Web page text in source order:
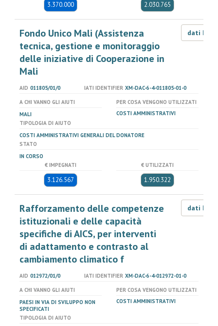
3.370.000 2.030.765
Fondo Unico Mali (Assistenza
tecnica, gestione e monitoraggio
delle iniziative di Cooperazione in
Mali
dati LOD
AID 011805/01/0 IATI IDENTIFIER XM-DAC-6-4-011805-01-0
A CHI VANNO GLI AIUTI
MALI
PER COSA VENGONO UTILIZZATI
COSTI AMMINISTRATIVI
TIPOLOGIA DI AIUTO
COSTI AMMINISTRATIVI GENERALI DEL DONATORE
STATO
IN CORSO
€ IMPEGNATI
3.126.567
€ UTILIZZATI
1.950.322
Rafforzamento delle competenze
istituzionali e delle capacità
specifiche di AICS, per interventi
di adattamento e contrasto al
cambiamento climatico f
dati LOD
AID 012972/01/0 IATI IDENTIFIER XM-DAC-6-4-012972-01-0
A CHI VANNO GLI AIUTI
PAESI IN VIA DI SVILUPPO NON
SPECIFICATI
PER COSA VENGONO UTILIZZATI
COSTI AMMINISTRATIVI
TIPOLOGIA DI AIUTO